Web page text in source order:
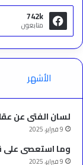
742k
متابعون
الأشهر
لسان الفتى عن
9 فبراير، 2025
وما استعصى على
9 فبراير، 2025